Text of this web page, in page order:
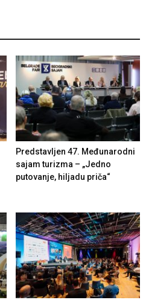
Predstavljen 47. Međunarodni
sajam turizma – „Jedno
putovanje, hiljadu priča“